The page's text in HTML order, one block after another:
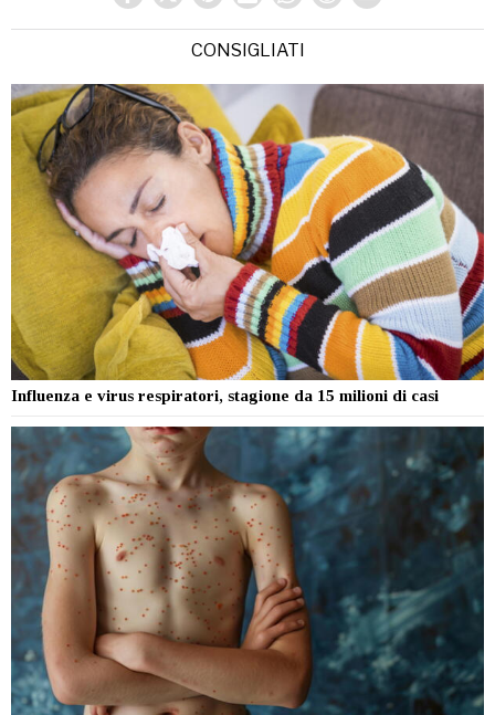
CONSIGLIATI
Influenza e virus respiratori, stagione da 15 milioni di casi